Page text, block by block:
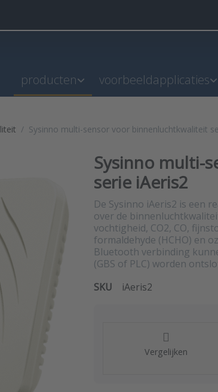
producten voorbeeldapplicaties
Sysinno multi-sensor voor binnenluchtkwaliteit
Sysinno multi-
serie iAeris2
De Sysinno iAeris2 is een
over de
vochtigheid, CO2, CO,
formaldehyde (HCHO) en
Bluetooth verbinding
(GBS of PLC) worden
SKU
iAeris2
Vergelijken